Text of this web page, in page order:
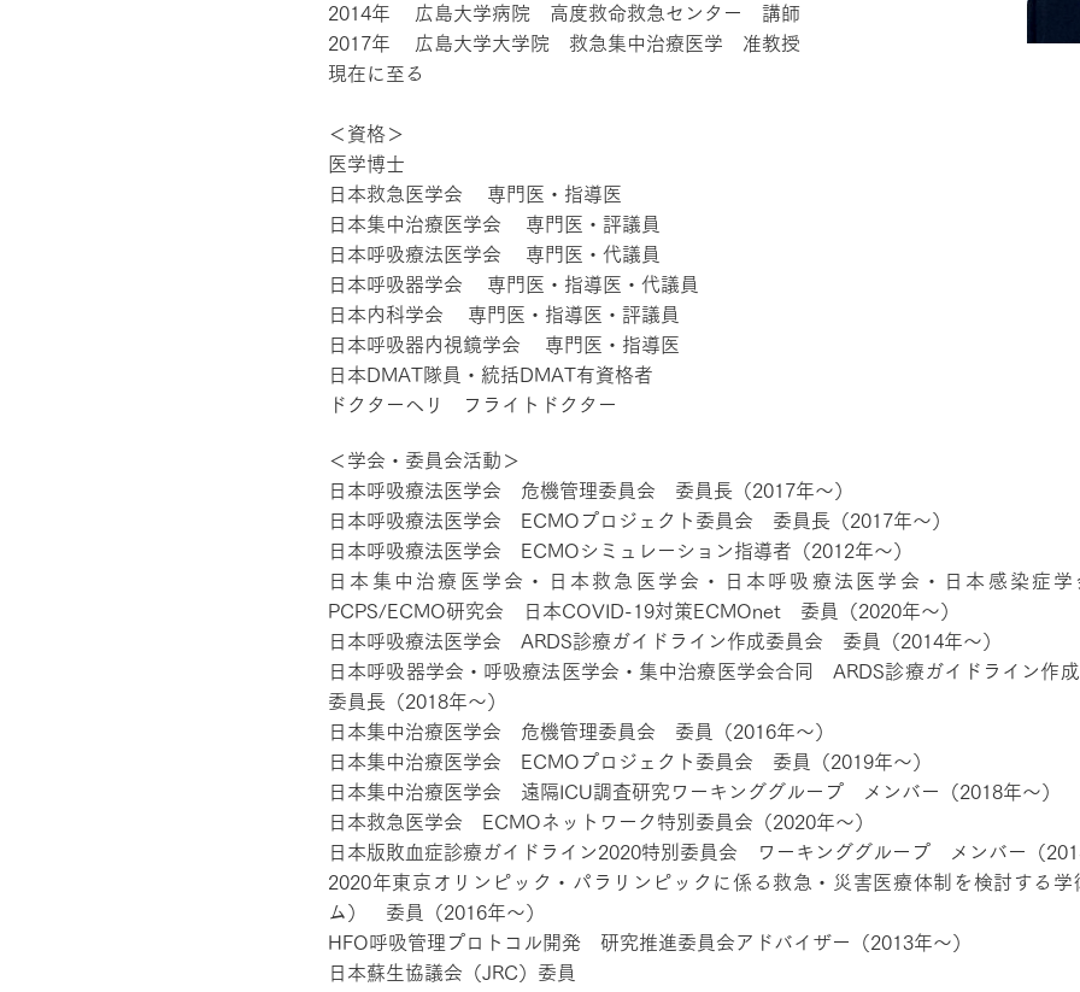
2014年 広島大学病院 高度救命救急センター 講師
2017年 広島大学大学院 救急集中治療医学 准教授
現在に至る
＜資格＞
医学博士
日本救急医学会 専門医・指導医
日本集中治療医学会 専門医・評議員
日本呼吸療法医学会 専門医・代議員
日本呼吸器学会 専門医・指導医・代議員
日本内科学会 専門医・指導医・評議員
日本呼吸器内視鏡学会 専門医・指導医
日本DMAT隊員・統括DMAT有資格者
ドクターヘリ フライトドクター
＜学会・委員会活動＞
日本呼吸療法医学会 危機管理委員会 委員長（2017年～）
日本呼吸療法医学会 ECMOプロジェクト委員会 委員長（2017年～）
日本呼吸療法医学会 ECMOシミュレーション指導者（2012年～）
日本集中治療医学会・日本救急医学会・日本呼吸療法医学会・日本感染症
PCPS/ECMO研究会 日本COVID-19対策ECMOnet 委員（2020年～）
日本呼吸療法医学会 ARDS診療ガイドライン作成委員会 委員（2014年～）
日本呼吸器学会・呼吸療法医学会・集中治療医学会合同 ARDS診療ガイドライン
委員長（2018年～）
日本集中治療医学会 危機管理委員会 委員（2016年～）
日本集中治療医学会 ECMOプロジェクト委員会 委員（2019年～）
日本集中治療医学会 遠隔ICU調査研究ワーキンググループ メンバー（2018年～）
日本救急医学会 ECMOネットワーク特別委員会（2020年～）
日本版敗血症診療ガイドライン2020特別委員会 ワーキンググループ メンバー（
2020年東京オリンピック・パラリンピックに係る救急・災害医療体制を検討する
ム） 委員（2016年～）
HFO呼吸管理プロトコル開発 研究推進委員会アドバイザー（2013年～）
日本蘇生協議会（JRC）委員